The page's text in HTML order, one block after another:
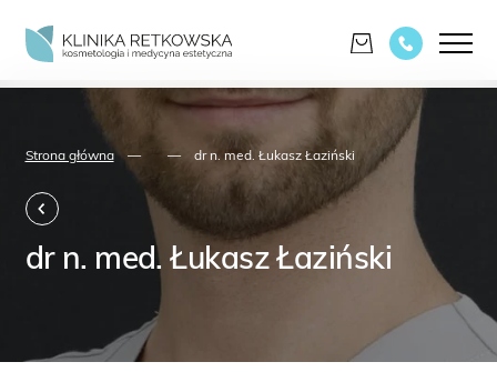
Strona główna — — dr n. med. Łukasz Łaziński
dr n. med. Łukasz Łaziński